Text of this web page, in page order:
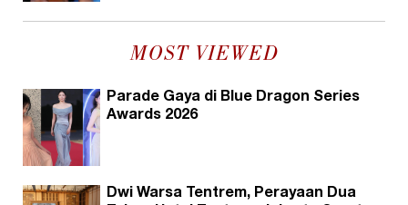
MOST VIEWED
Parade Gaya di Blue Dragon Series
Awards 2026
Dwi Warsa Tentrem, Perayaan Dua